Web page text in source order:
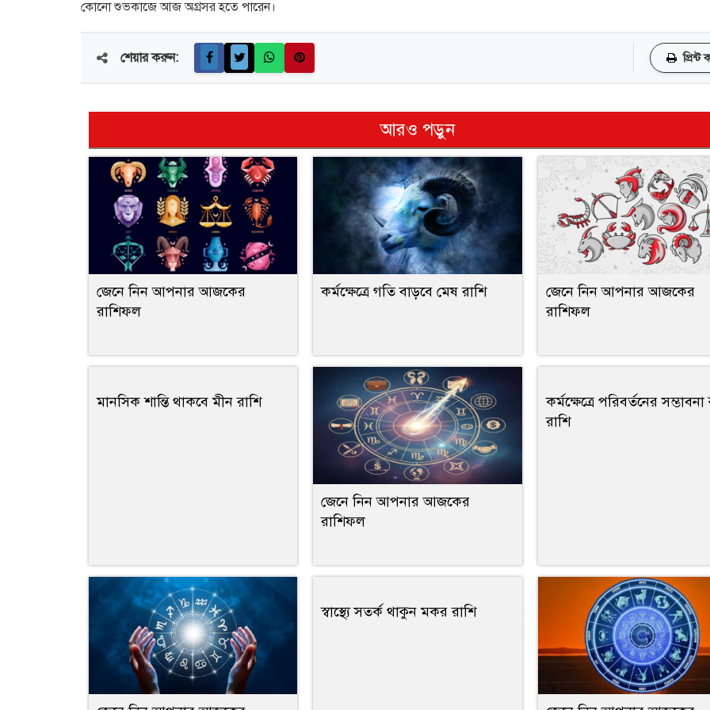
কোনো শুভকাজে আজ অগ্রসর হতে পারেন।
শেয়ার করুন:
আরও পড়ুন
জেনে নিন আপনার আজকের
রাশিফল
কর্মক্ষেত্রে গতি বাড়বে মেষ রাশি
জেনে নিন আপনার আজকের
রাশিফল
মানসিক শান্তি থাকবে মীন রাশি
জেনে নিন আপনার আজকের
রাশিফল
কর্মক্ষেত্রে পরিবর্তনের সম্ভাবনা
রাশি
স্বাস্থ্যে সতর্ক থাকুন মকর রাশি